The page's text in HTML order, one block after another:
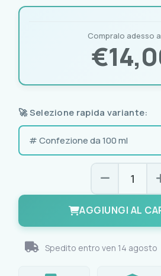
Compralo adesso
€
🚀 Selezione rapida variante:
AGGIUNGI AL
Spedito entro ven 14 agosto